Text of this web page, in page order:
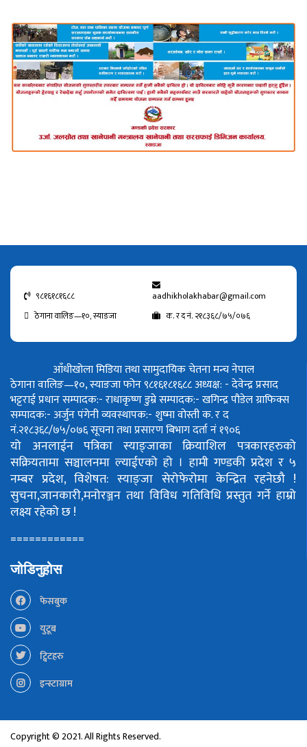
९८१६१८१६८८
aadhikholakhabar@gmail.com
ठेगाना वालिङ—१०, स्याङजा
क. र द नं. २१८३६८/७५/०७६
आँधीखोला मिडिया तथा सामुदायिक चेतना मन्च नेपाल
ठेगाना वालिङ—१०, स्याङजा फोन ९८१६१८१६८८अध्यक्ष: - देवेन्द्र प्रसाद
भट्टराईप्रधान सम्पादक:- राधाकृष्ण डुम्रेसम्पादक:- खगिन्द्र पौडेलग्राफिक्स
सम्पादक:- अर्जुन पंगेनीव्यवस्थापक:- शुष्मा वोस्तीक. र द
नं.२१८३६८/७५/०७६सूचना तथा प्रसारण बिभाग दर्ता नं १९०६
यो अनलाईन पत्रिका स्याङ्जाका क्रियाशिल पत्रकारहरुको
सक्रियतामा सञ्चालनमा ल्याईएको हो । हामी गण्डकी प्रदेश र ५
नम्बर प्रदेश, विशेषत: स्याङ्जा सेरोफेरोमा केन्द्रित रहनेछौ !
सुचना,जानकारी,मनोरञ्जन तथा विविध गतिविधि प्रस्तुत गर्ने हाम्रो
लक्ष्य रहेको छ !
============
जोडिनुहोस
फेसबुक
युटूब
ट्विटहरु
इन्स्टाग्राम
Copyright © 2021. All Rights Reserved.